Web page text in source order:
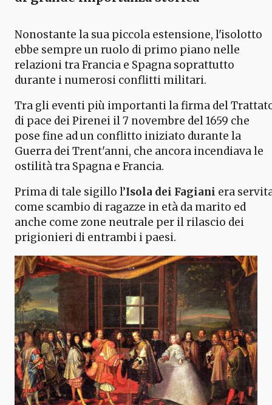
Nonostante la sua piccola estensione, l'isolotto
ebbe sempre un ruolo di primo piano nelle
relazioni tra Francia e Spagna soprattutto
durante i numerosi conflitti militari.
Tra gli eventi più importanti la firma del
di pace dei Pirenei il 7 novembre del 1659 che
pose fine ad un conflitto iniziato durante la
Guerra dei Trent'anni, che ancora incendiava le
ostilità tra Spagna e Francia.
Prima di tale sigillo l’Isola dei Fagiani era
come scambio di ragazze in età da marito ed
anche come zone neutrale per il rilascio dei
prigionieri di entrambi i paesi.